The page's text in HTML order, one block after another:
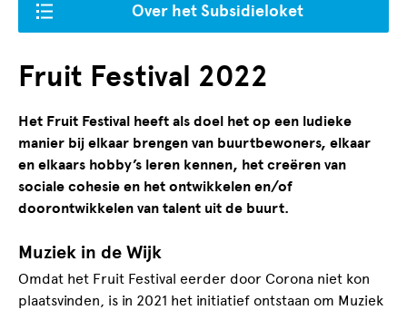
Over het Subsidieloket
Fruit Festival 2022
Het Fruit Festival heeft als doel het op een ludieke
manier bij elkaar brengen van buurtbewoners, elkaar
en elkaars hobby’s leren kennen, het creëren van
sociale cohesie en het ontwikkelen en/of
doorontwikkelen van talent uit de buurt.
Muziek in de Wijk
Omdat het Fruit Festival eerder door Corona niet kon
plaatsvinden, is in 2021 het initiatief ontstaan om Muziek